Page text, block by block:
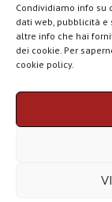
Condividiamo info su
dati web, pubblicità
altre info che hai
dei cookie. Per
cookie policy.
Chi siamo
Questo blog non
Affiliazione
LEGGI ANCHE